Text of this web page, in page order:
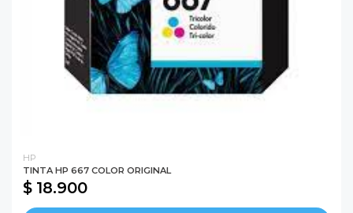
HP
TINTA HP 667 COLOR ORIGINAL
$ 18.900